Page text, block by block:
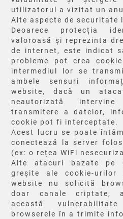
utilizatorul a vizitat un
Alte aspecte de securitate
Deoarece protecția
valoroasă și reprezinta
de internet, este indicat
probleme pot crea
intermediul lor se
ambele sensuri
website, dacă un
neautorizată
transmitere a datelor,
cookie pot fi interceptate.
Acest lucru se poate
conectează la server
(ex: o rețea WiFi
Alte atacuri bazate pe
greșite ale cookie-urilor
website nu solicită
doar canale criptate,
această
browserele în a trimite